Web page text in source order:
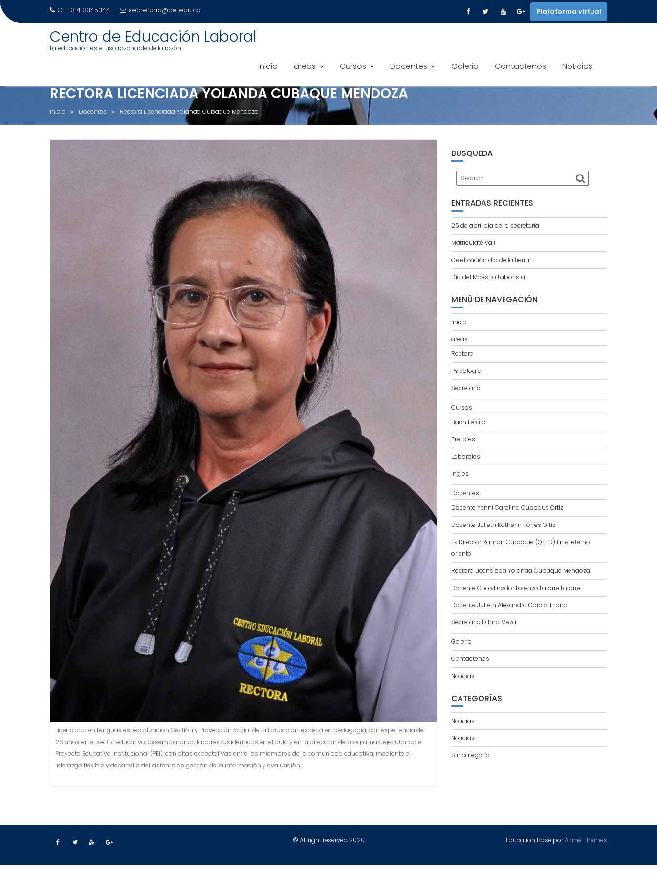
r
c
CEL: 314 3345344 secretaria@cel.edu.co Plataforma virtual
Centro de Educación Laboral
La educación es el uso razonable de la razón
Inicio areas Cursos Docentes Galeria Contactenos Noticias
RECTORA LICENCIADA YOLANDA CUBAQUE MENDOZA
Inicio Docentes Rectora Licenciada Yolanda Cubaque Mendoza
Licenciada en Lenguas especialización Gestión y Proyección social de la Educación, experta en pedagogía, con experiencia de
26 años en el sector educativo, desempeñando labores académicas en el aula y en la dirección de programas, ejecutando el
Proyecto Educativo Institucional (PEI), con altas expectativas entre los miembros de la comunidad educativa, mediante el
liderazgo flexible y desarrollo del sistema de gestión de la información y evaluación..
BUSQUEDA
ENTRADAS RECIENTES
26 de abril dia de la secretaria
Matriculate ya!!!
Celebración día de la tierra
Día del Maestro Laborista
MENÚ DE NAVEGACIÓN
Inicio
areas
Rectora
Psicología
Secretaría
Cursos
Bachillerato
Pre Icfes
Laborales
Ingles
Docentes
Docente Yenni Carolina Cubaque Ortiz
Docente Julieth Katherin Torres Ortiz
Ex Director Ramón Cubaque (QEPD) En el eterno
oriente
Rectora Licenciada Yolanda Cubaque Mendoza
Docente Coordinador Lorenzo Latorre Latorre
Docente Julieth Alexandra Garcia Triana
Secretaria Dilma Meza
Galeria
Contactenos
Noticias
CATEGORÍAS
Noticias
Noticias
Sin categoría
© All right reserved 2020 Education Base porAcme Themes